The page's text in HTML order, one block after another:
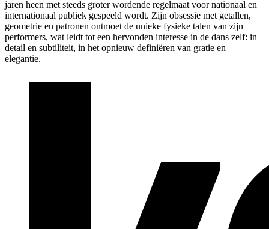
jaren heen met steeds groter wordende regelmaat voor nationaal en
internationaal publiek gespeeld wordt. Zijn obsessie met getallen,
geometrie en patronen ontmoet de unieke fysieke talen van zijn
performers, wat leidt tot een hervonden interesse in de dans zelf: in
detail en subtiliteit, in het opnieuw definiëren van gratie en
elegantie.